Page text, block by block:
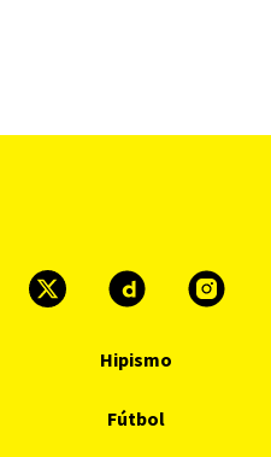
Hipismo
Fútbol